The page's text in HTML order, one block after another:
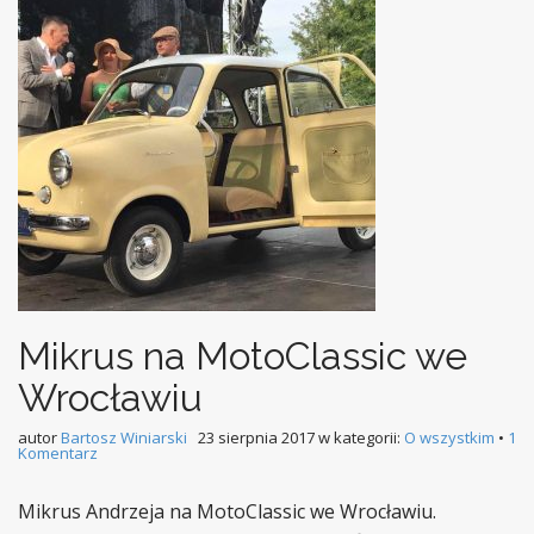
Mikrus na MotoClassic we
Wrocławiu
autorBartosz Winiarski 23 sierpnia 2017w kategorii: O wszystkim • 1
Komentarz
Mikrus Andrzeja na MotoClassic we Wrocławiu.